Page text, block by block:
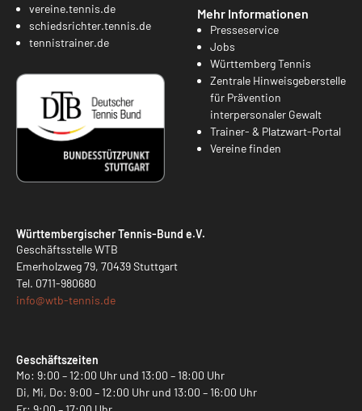
vereine.tennis.de
schiedsrichter.tennis.de
tennistrainer.de
Mehr Informationen
Presseservice
Jobs
Württemberg Tennis
Zentrale Hinweisgeberstelle
für Prävention
interpersonaler Gewalt
Trainer- & Platzwart-Portal
Vereine finden
Württembergischer Tennis-Bund e.V.
Geschäftsstelle WTB
Emerholzweg 79, 70439 Stuttgart
Tel. 0711-980680
info@wtb-tennis.de
Geschäftszeiten
Mo: 9:00 – 12:00 Uhr und 13:00 – 18:00 Uhr
Di, Mi, Do: 9:00 – 12:00 Uhr und 13:00 – 16:00 Uhr